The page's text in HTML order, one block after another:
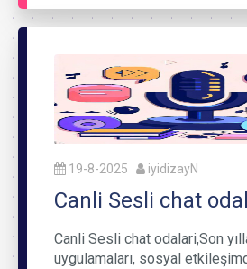
19-8-2025 iyidizayN
Canli Sesli chat
Canli Sesli chat odalari,Son
uygulamaları, sosyal